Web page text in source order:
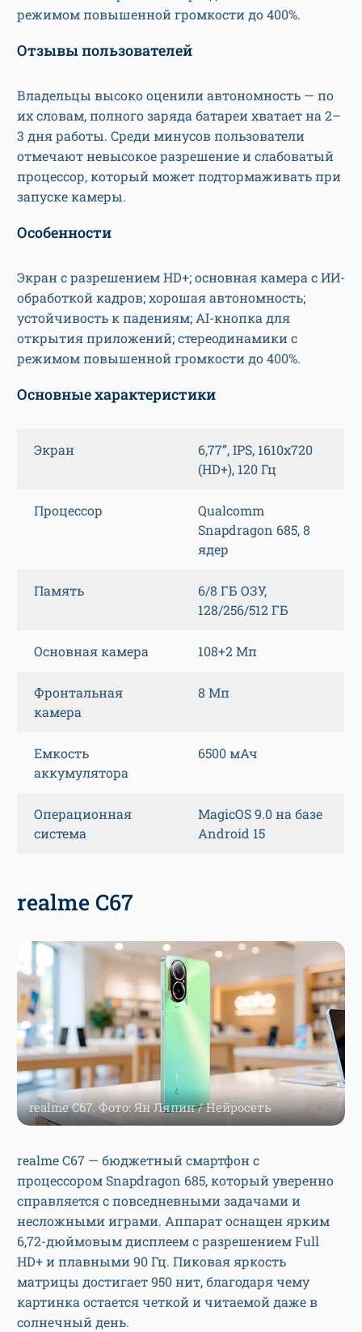
режимом повышенной громкости до 400%.
Отзывы пользователей
Владельцы высоко оценили автономность — по
их словам, полного заряда батареи хватает на 2–
3 дня работы. Среди минусов пользователи
отмечают невысокое разрешение и слабоватый
процессор, который может подтормаживать при
запуске камеры.
Особенности
Экран с разрешением HD+; основная камера с ИИ-
обработкой кадров; хорошая автономность;
устойчивость к падениям; AI-кнопка для
открытия приложений; стереодинамики с
режимом повышенной громкости до 400%.
Основные характеристики
Экран
6,77”, IPS, 1610х720
(HD+), 120 Гц
Процессор
Qualcomm
Snapdragon 685, 8
ядер
Память
6/8 ГБ ОЗУ,
128/256/512 ГБ
Основная камера 108+2 Мп
Фронтальная
камера
8 Мп
Емкость
аккумулятора
6500 мАч
Операционная
система
MagicOS 9.0 на базе
Android 15
realme C67
realme C67. Фото: Ян Ляпин / Нейросеть
realme C67 — бюджетный смартфон с
процессором Snapdragon 685, который уверенно
справляется с повседневными задачами и
несложными играми. Аппарат оснащен ярким
6,72-дюймовым дисплеем с разрешением Full
HD+ и плавными 90 Гц. Пиковая яркость
матрицы достигает 950 нит, благодаря чему
картинка остается четкой и читаемой даже в
солнечный день.